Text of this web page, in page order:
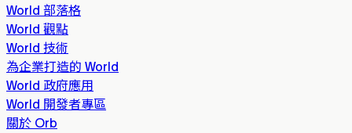
World 部落格
World 觀點
World 技術
為企業打造的 World
World 政府應用
World 開發者專區
關於 Orb